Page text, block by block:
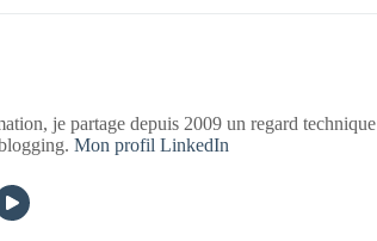
je partage depuis 2009 un regard technique
blogging.Mon profil LinkedIn